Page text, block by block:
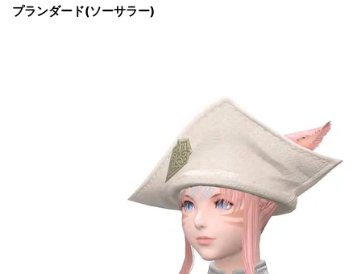
プランダード(ソーサラー)